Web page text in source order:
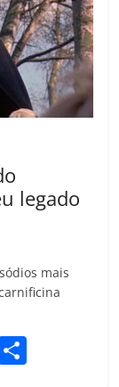
legado
mais